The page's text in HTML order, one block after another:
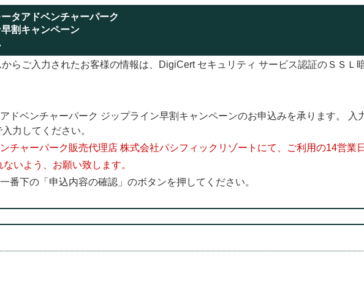
タアドベンチャーパーク
割キャンペーン
らご入力されたお客様の情報は、DigiCert セキュリティ サービス認証のＳＳＬ
ドベンチャーパーク ジップライン早割キャンペーンのお申込みを承ります。 入
力してください。
チャーパーク販売代理店 株式会社パシフィックリゾートにて、ご利用の14営業
いよう、お願い致します。
番下の「申込内容の確認」のボタンを押してください。